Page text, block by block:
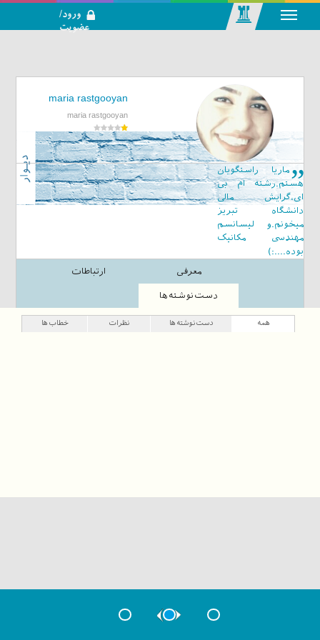
تحلیلی بازار
ورود/
عضویت
maria rastgooyan
maria rastgooyan
ماریا راستگویان
هستم.رشته ام بی
ای،گرایش مالی
دانشگاه تبریز
میخونم.و لیسانسم
مهندسی مکانیک
بوده....:)
معرفی
ارتباطات
دست‌نوشته‌ها
همه دست‌نوشته‌ها نظرات خطاب‌ها